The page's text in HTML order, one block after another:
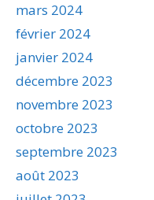
mars 2024
février 2024
janvier 2024
décembre 2023
novembre 2023
octobre 2023
septembre 2023
août 2023